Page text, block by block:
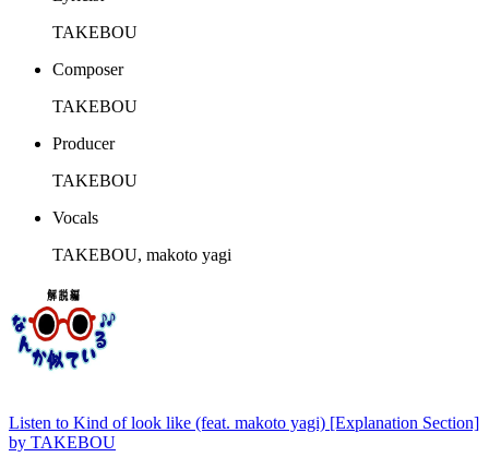
TAKEBOU
Composer
TAKEBOU
Producer
TAKEBOU
Vocals
TAKEBOU, makoto yagi
Listen to Kind of look like (feat. makoto yagi) [Explanation Section]
by TAKEBOU